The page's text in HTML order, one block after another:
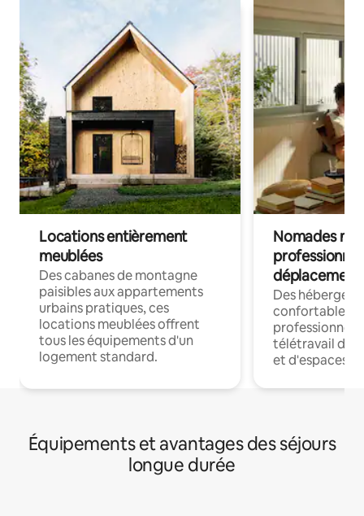
Locations entièrement
meublées
Des cabanes de montagne
paisibles aux appartements
urbains pratiques, ces
locations meublées offrent
tous les équipements d'un
logement standard.
Nomades
déplacement
Des
confortables
professionnels
télétravail
et d'espaces
Équipements et avantages des séjours
longue durée